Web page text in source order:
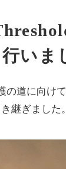
いま
の道に向け
継ぎました。